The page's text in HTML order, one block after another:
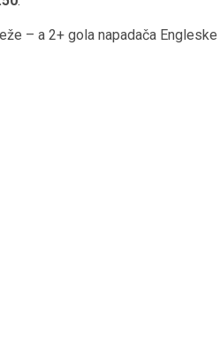
– a 2+ gola napadača